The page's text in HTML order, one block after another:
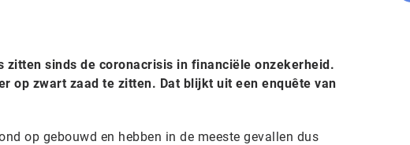
sinds de coronacrisis in financiële onzekerheid.
op zwart zaad te zitten. Dat blijkt uit een enquête van
op gebouwd en hebben in de meeste gevallen dus